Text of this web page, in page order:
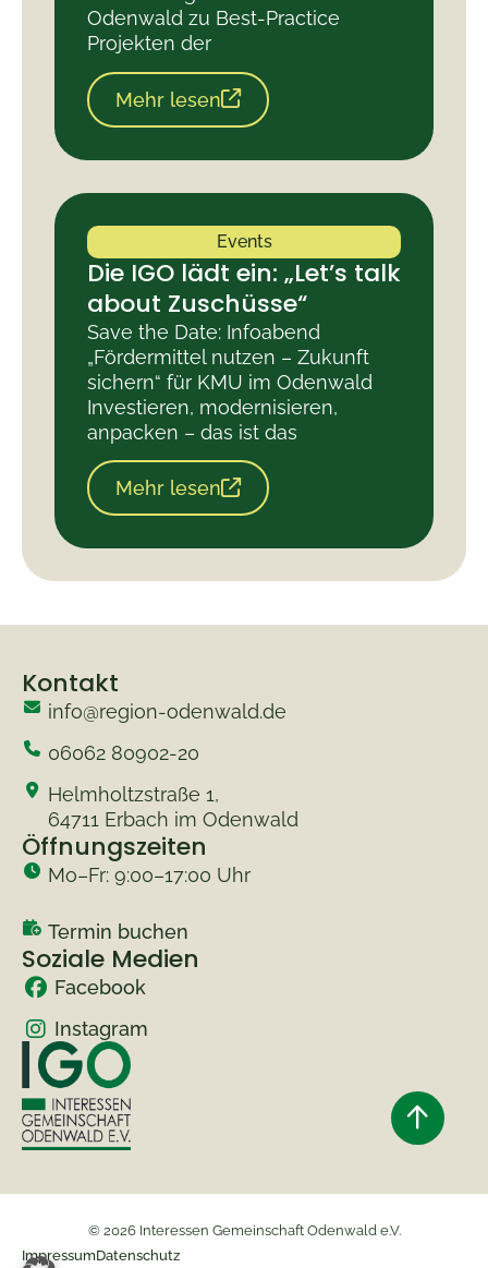
Odenwald zu Best-Practice
Projekten der
Mehr lesen
Events
Die IGO lädt ein: „Let’s talk
about Zuschüsse“
Save the Date: Infoabend
„Fördermittel nutzen – Zukunft
sichern“ für KMU im Odenwald
Investieren, modernisieren,
anpacken – das ist das
Mehr lesen
Kontakt
info@region-odenwald.de
06062 80902-20
Helmholtzstraße 1,
64711 Erbach im Odenwald
Öffnungszeiten
Mo–Fr: 9:00–17:00 Uhr
Termin buchen
Soziale Medien
Facebook
Instagram
© 2026 Interessen Gemeinschaft Odenwald e.V.
ImpressumDatenschutz